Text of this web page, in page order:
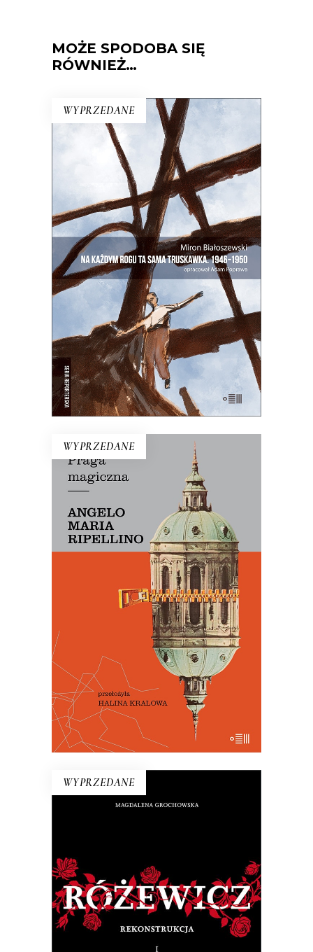
MOŻE SPODOBA SIĘ
RÓWNIEŻ…
WYPRZEDANE
E-BOOK DO KOSZYKA
NA KAŻDYM ROGU TA SAMA
TRUSKAWKA
Zupełnie nowe miasto. Jakaś inna
Warszawa na starych śmieciach. Skąd
się wzięła?
50.00zł 25.00zł
WYPRZEDANE
E-BOOK DO KOSZYKA
PRAGA MAGICZNA
Oto – jak mówi Mariusz Szczygieł –
biblia kultury czeskiej. Dla miłośników
Pragi i czeskiej kultury – lektura
niezbędna.
29.50zł
WYPRZEDANE
RÓŻEWICZ. REKONSTRUKCJA
(tom 1)
Na pytanie: „Kim jesteś?”, Tadeusz
Różewicz odpowiedział przed laty: „Kto